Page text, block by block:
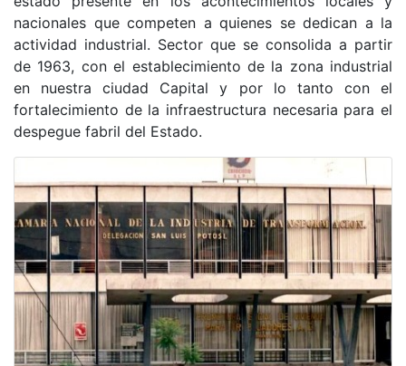
nacionales que competen a quienes se dedican a la
actividad industrial. Sector que se consolida a partir
de 1963, con el establecimiento de la zona industrial
en nuestra ciudad Capital y por lo tanto con el
fortalecimiento de la infraestructura necesaria para el
despegue fabril del Estado.